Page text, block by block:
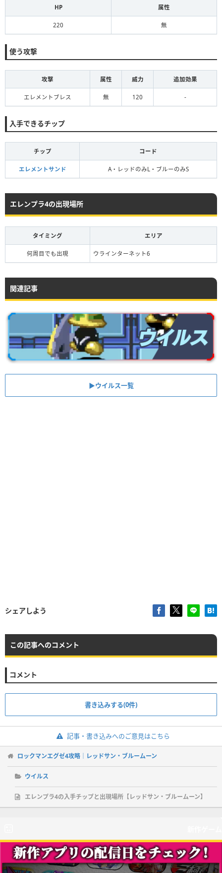
HP 属性
220 無
使う攻撃
攻撃 属性 威力 追加効果
エレメントブレス 無 120 -
入手できるチップ
チップ コード
エレメントサンド A・レッドのみL・ブルーのみS
エレンプラ4の出現場所
タイミング エリア
何周目でも出現 ウラインターネット6
関連記事
▶︎ウイルス一覧
シェアしよう
この記事へのコメント
コメント
書き込みする(0件)
記事・書き込みへのご意見はこちら
ロックマンエグゼ4攻略｜レッドサン・ブルームーン
ウイルス
エレンプラ4の入手チップと出現場所【レッドサン・ブルームーン】